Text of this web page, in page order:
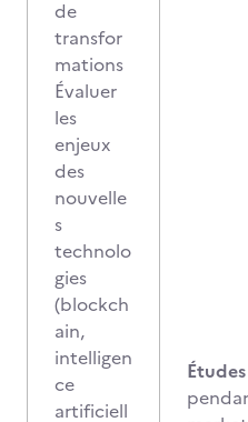
de
transfor
mations
Évaluer
les
enjeux
des
nouvelle
s
technolo
gies
(blockch
ain,
intelligen
ce
artificiell